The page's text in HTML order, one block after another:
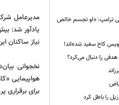
مدیرعامل
یادآور شد:
نیاز ساکنان
نخجوانی
برای برقراری
ترامپ: «او تجسم خالص
کاخ سفید شده‌اند!
را باطل کرد